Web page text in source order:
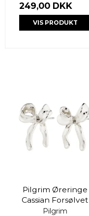
249,00 DKK
VIS PRODUKT
Pilgrim Øreringe
Cassian Forsølvet
Pilgrim